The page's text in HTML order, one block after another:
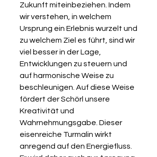
Zukunft miteinbeziehen. Indem
wir verstehen, in welchem
Ursprung ein Erlebnis wurzelt und
zu welchem Ziel es führt, sind wir
viel besser in der Lage,
Entwicklungen zu steuern und
auf harmonische Weise zu
beschleunigen. Auf diese Weise
fördert der Schörl unsere
Kreativität und
Wahrnehmungsgabe. Dieser
eisenreiche Turmalin wirkt
anregend auf den Energiefluss.